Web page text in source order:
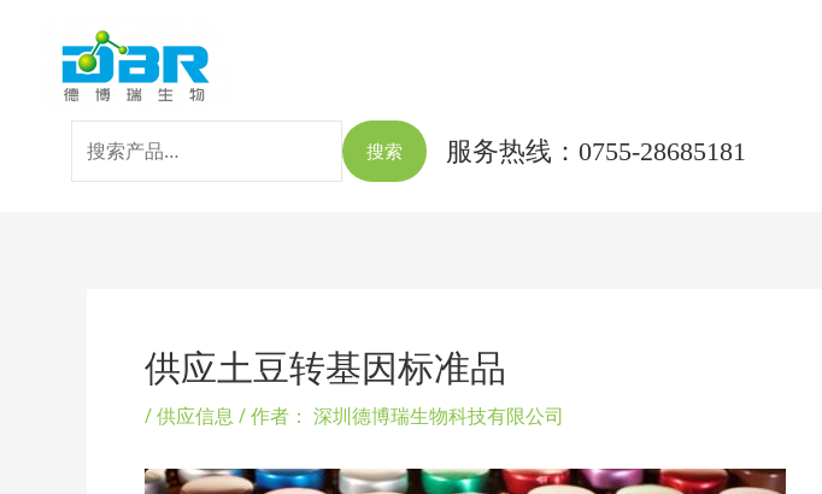
索：
搜索 服务热线：0755-28685181
供应土豆转基因标准品
/供应信息 / 作者： 深圳德博瑞生物科技有限公司